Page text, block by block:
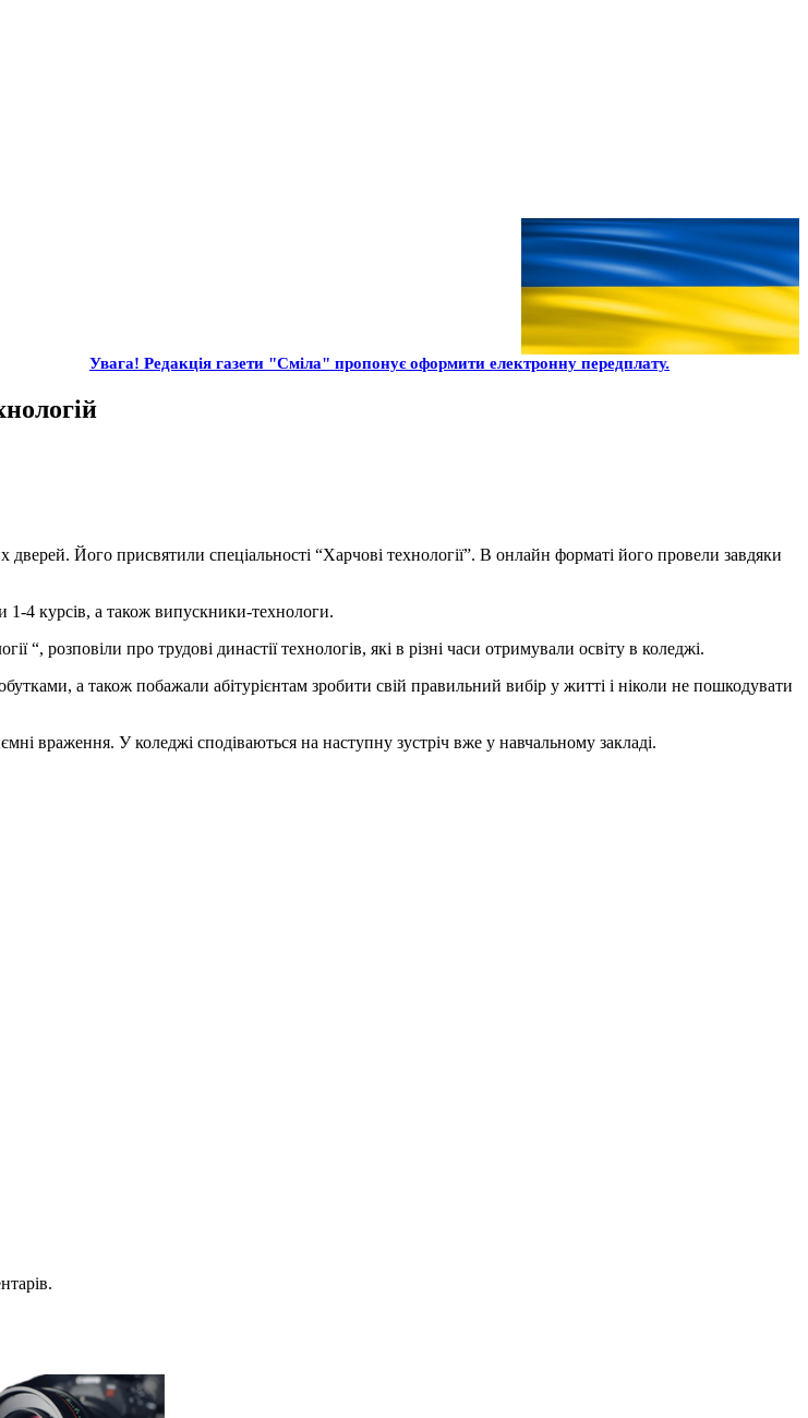
Увага! Редакція газети "Сміла" пропонує оформити електронну передплату.
Його присвятили спеціальності “Харчові технології”. В онлайн форматі його провели завдяки
1-4 курсів, а також випускники-технологи.
“, розповіли про трудові династії технологів, які в різні часи отримували освіту в коледжі.
а також побажали абітурієнтам зробити свій правильний вибір у житті і ніколи не пошкодувати
враження. У коледжі сподіваються на наступну зустріч вже у навчальному закладі.